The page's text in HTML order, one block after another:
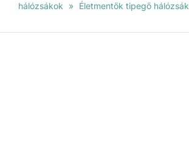
hálózsákok
» Életmentők tipegő hálózsák